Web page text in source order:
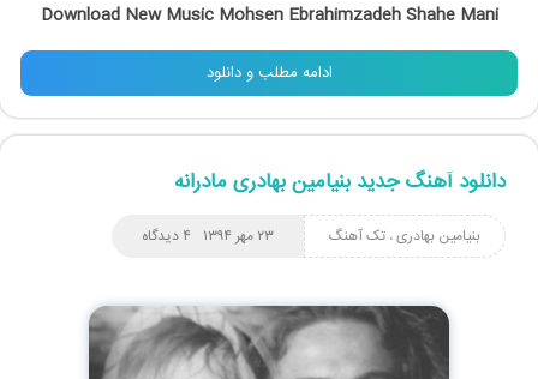
Download New Music Mohsen Ebrahimzadeh Shahe Mani
ادامه مطلب و دانلود
دانلود آهنگ جدید بنیامین بهادری مادرانه
بنیامین بهادری، تک آهنگ ۴ دیدگاه ۲۳ مهر ۱۳۹۴